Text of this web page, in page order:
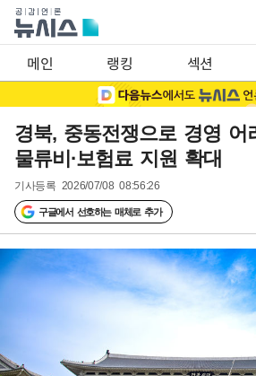
메인 랭킹 섹션
경북, 중동전쟁으로 경영 어
물류비·보험료 지원 확대
기사등록 2026/07/08 08:56:26
구글에서 선호하는 매체로 추가